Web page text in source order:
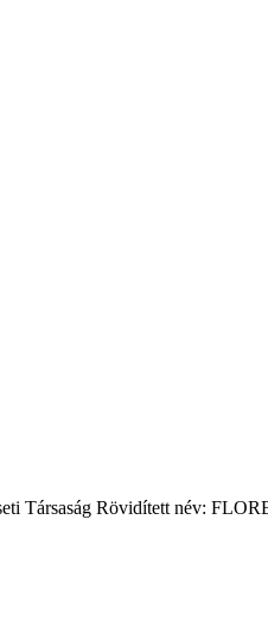
Társaság Rövidített név: